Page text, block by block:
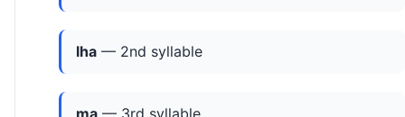
lha — 2nd syllable